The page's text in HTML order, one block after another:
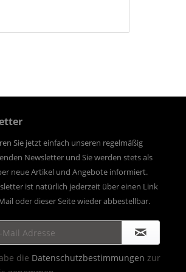
Sie jetzt einfach unseren regelmäßig
Newsletter und Sie werden stets als
neue Artikel und Angebote informiert.
ist natürlich jederzeit über einen Link
oder dieser Seite wieder abbestellbar.
die Datenschutzbestimmungen zur